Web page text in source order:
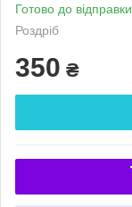
Готово до відправки
Роздріб
350 ₴